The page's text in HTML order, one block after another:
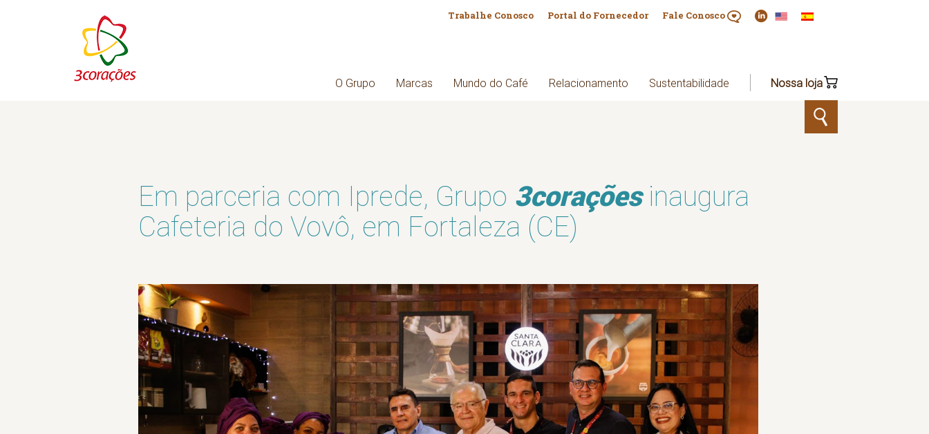
Trabalhe Conosco Portal do Fornecedor Fale Conosco
O Grupo Marcas Mundo do Café Relacionamento Sustentabilidade Nossa loja
Em parceria com Iprede, Grupo 3coraçõesinaugura
Cafeteria do Vovô, em Fortaleza (CE)